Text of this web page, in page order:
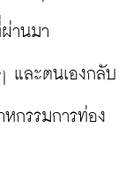
านมา
และตนเองกลับ
กรรมการท่อง